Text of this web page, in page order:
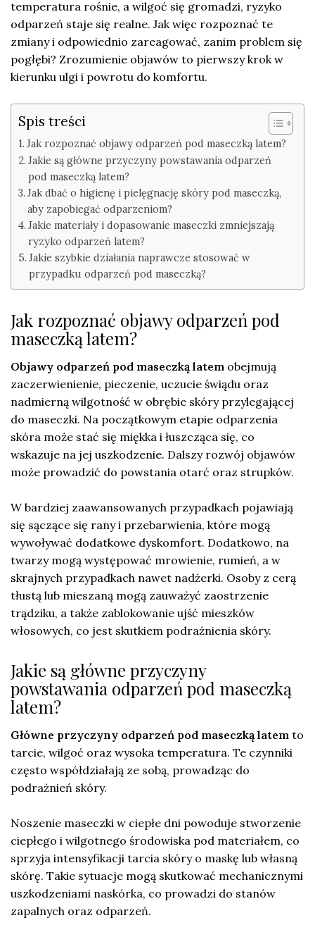
temperatura rośnie, a wilgoć się gromadzi, ryzyko
odparzeń staje się realne. Jak więc rozpoznać te
zmiany i odpowiednio zareagować, zanim problem się
pogłębi? Zrozumienie objawów to pierwszy krok w
kierunku ulgi i powrotu do komfortu.
Spis treści
Jak rozpoznać objawy odparzeń pod maseczką latem?
Jakie są główne przyczyny powstawania odparzeń
pod maseczką latem?
Jak dbać o higienę i pielęgnację skóry pod maseczką,
aby zapobiegać odparzeniom?
Jakie materiały i dopasowanie maseczki zmniejszają
ryzyko odparzeń latem?
Jakie szybkie działania naprawcze stosować w
przypadku odparzeń pod maseczką?
Jak rozpoznać objawy odparzeń pod
maseczką latem?
Objawy odparzeń pod maseczką latem obejmują
zaczerwienienie, pieczenie, uczucie świądu oraz
nadmierną wilgotność w obrębie skóry przylegającej
do maseczki. Na początkowym etapie odparzenia
skóra może stać się miękka i łuszcząca się, co
wskazuje na jej uszkodzenie. Dalszy rozwój objawów
może prowadzić do powstania otarć oraz strupków.
W bardziej zaawansowanych przypadkach pojawiają
się sączące się rany i przebarwienia, które mogą
wywoływać dodatkowe dyskomfort. Dodatkowo, na
twarzy mogą występować mrowienie, rumień, a w
skrajnych przypadkach nawet nadżerki. Osoby z cerą
tłustą lub mieszaną mogą zauważyć zaostrzenie
trądziku, a także zablokowanie ujść mieszków
włosowych, co jest skutkiem podrażnienia skóry.
Jakie są główne przyczyny
powstawania odparzeń pod maseczką
latem?
Główne przyczyny odparzeń pod maseczką latem to
tarcie, wilgoć oraz wysoka temperatura. Te czynniki
często współdziałają ze sobą, prowadząc do
podrażnień skóry.
Noszenie maseczki w ciepłe dni powoduje stworzenie
ciepłego i wilgotnego środowiska pod materiałem, co
sprzyja intensyfikacji tarcia skóry o maskę lub własną
skórę. Takie sytuacje mogą skutkować mechanicznymi
uszkodzeniami naskórka, co prowadzi do stanów
zapalnych oraz odparzeń.